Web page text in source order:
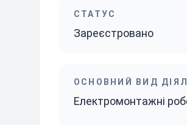
СТАТУС
Зареєстровано
ОСНОВНИЙ ВИД
Електромонтажні